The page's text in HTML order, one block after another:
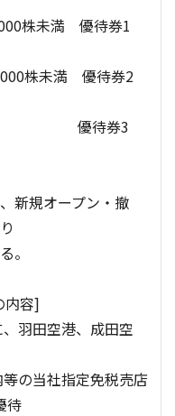
株未満 優待券1
株未満 優待券2
上 優待券3
新規オープン・撤
。
内容]
羽田空港、成田空
の当社指定免税売店
待